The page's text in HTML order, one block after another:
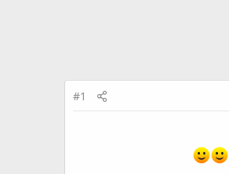
#1